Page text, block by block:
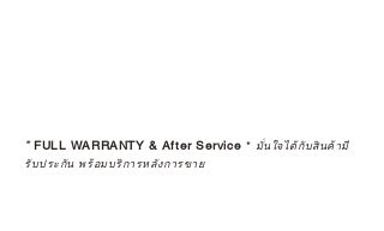
*FULL WARRANTY & After Service * มั่นใจได้กับสินค้ามี
รับประกัน พร้อมบริการหลังการขาย